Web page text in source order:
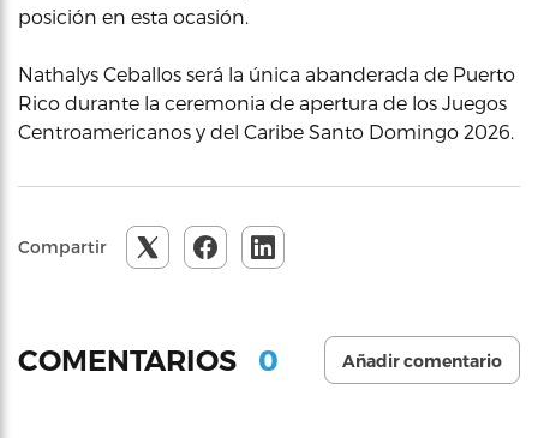
posición en esta ocasión.
Nathalys Ceballos será la única abanderada de Puerto
Rico durante la ceremonia de apertura de los Juegos
Centroamericanos y del Caribe Santo Domingo 2026.
Compartir
COMENTARIOS 0 Añadir comentario